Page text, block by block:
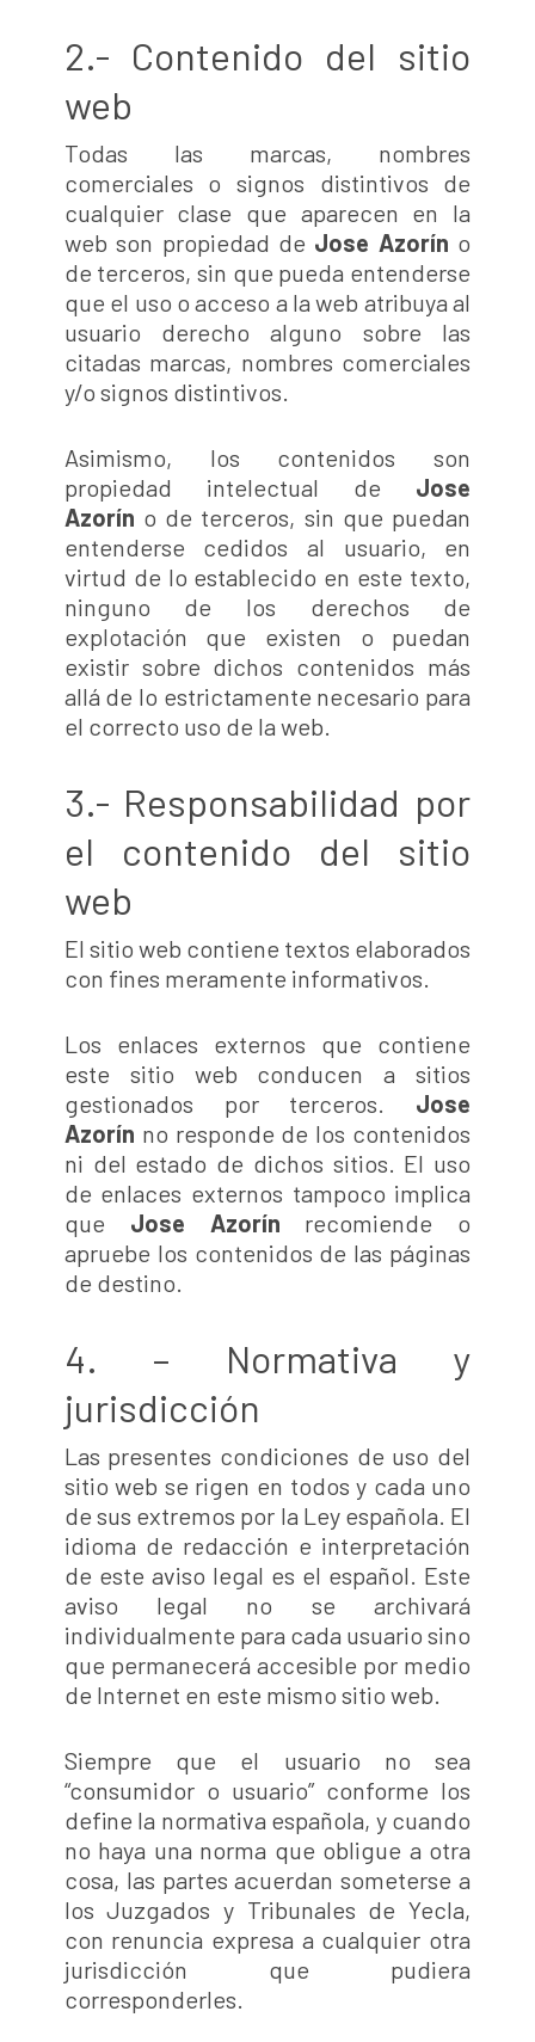
2.- Contenido del sitio
web
Todas las marcas, nombres
comerciales o signos distintivos de
cualquier clase que aparecen en la
web son propiedad de Jose Azorín o
de terceros, sin que pueda entenderse
que el uso o acceso a la web atribuya al
usuario derecho alguno sobre las
citadas marcas, nombres comerciales
y/o signos distintivos.
Asimismo, los contenidos son
propiedad intelectual de Jose
Azorín o de terceros, sin que puedan
entenderse cedidos al usuario, en
virtud de lo establecido en este texto,
ninguno de los derechos de
explotación que existen o puedan
existir sobre dichos contenidos más
allá de lo estrictamente necesario para
el correcto uso de la web.
3.- Responsabilidad por
el contenido del sitio
web
El sitio web contiene textos elaborados
con fines meramente informativos.
Los enlaces externos que contiene
este sitio web conducen a sitios
gestionados por terceros. Jose
Azorín no responde de los contenidos
ni del estado de dichos sitios. El uso
de enlaces externos tampoco implica
que Jose Azorín recomiende o
apruebe los contenidos de las páginas
de destino.
4. – Normativa y
jurisdicción
Las presentes condiciones de uso del
sitio web se rigen en todos y cada uno
de sus extremos por la Ley española. El
idioma de redacción e interpretación
de este aviso legal es el español. Este
aviso legal no se archivará
individualmente para cada usuario sino
que permanecerá accesible por medio
de Internet en este mismo sitio web.
Siempre que el usuario no sea
“consumidor o usuario” conforme los
define la normativa española, y cuando
no haya una norma que obligue a otra
cosa, las partes acuerdan someterse a
los Juzgados y Tribunales de Yecla,
con renuncia expresa a cualquier otra
jurisdicción que pudiera
corresponderles.